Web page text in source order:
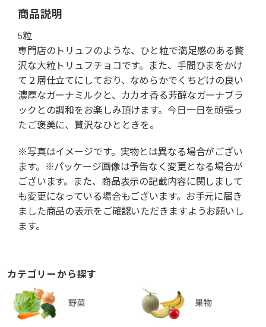
商品説明
5粒
専門店のトリュフのような、ひと粒で満足感のある贅
沢な大粒トリュフチョコです。また、手間ひまをかけ
て２層仕立てにしており、なめらかでくちどけの良い
濃厚なガーナミルクと、カカオ香る芳醇なガーナブラ
ックとの調和をお楽しみ頂けます。今日一日を頑張っ
たご褒美に、贅沢なひとときを。
※写真はイメージです。実物とは異なる場合がござい
ます。※パッケージ画像は予告なく変更となる場合が
ございます。また、商品表示の記載内容に関しまして
も変更になっている場合もございます。お手元に届き
ました商品の表示をご確認いただきますようお願いし
ます。
カテゴリーから探す